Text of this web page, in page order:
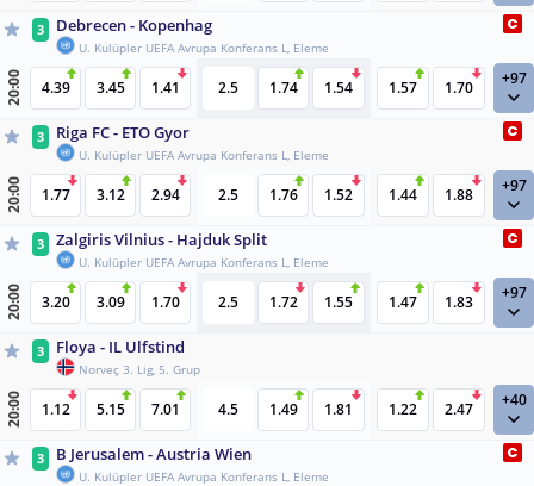
3 Debrecen - Kopenhag
U. Kulüpler UEFA Avrupa Konferans L, Eleme
20:00 4.39 3.45 1.41 2.5 1.74 1.54 1.57 1.70 +97
3 Riga FC - ETO Gyor
U. Kulüpler UEFA Avrupa Konferans L, Eleme
20:00 1.77 3.12 2.94 2.5 1.76 1.52 1.44 1.88 +97
3 Zalgiris Vilnius - Hajduk Split
U. Kulüpler UEFA Avrupa Konferans L, Eleme
20:00 3.20 3.09 1.70 2.5 1.72 1.55 1.47 1.83 +97
3 Floya - IL Ulfstind
Norveç 3. Lig, 5. Grup
20:00 1.12 5.15 7.01 4.5 1.49 1.81 1.22 2.47 +40
3 B Jerusalem - Austria Wien
U. Kulüpler UEFA Avrupa Konferans L, Eleme